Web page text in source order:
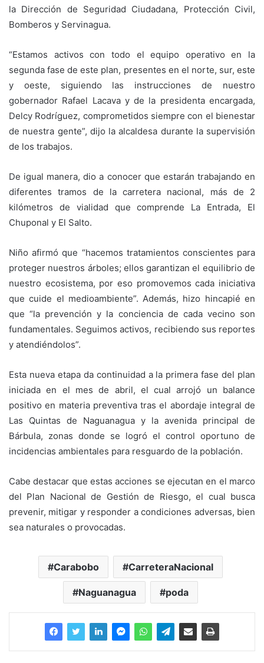
la Dirección de Seguridad Ciudadana, Protección Civil,
Bomberos y Servinagua.
“Estamos activos con todo el equipo operativo en la
segunda fase de este plan, presentes en el norte, sur, este
y oeste, siguiendo las instrucciones de nuestro
gobernador Rafael Lacava y de la presidenta encargada,
Delcy Rodríguez, comprometidos siempre con el bienestar
de nuestra gente”, dijo la alcaldesa durante la supervisión
de los trabajos.
De igual manera, dio a conocer que estarán trabajando en
diferentes tramos de la carretera nacional, más de 2
kilómetros de vialidad que comprende La Entrada, El
Chuponal y El Salto.
Niño afirmó que “hacemos tratamientos conscientes para
proteger nuestros árboles; ellos garantizan el equilibrio de
nuestro ecosistema, por eso promovemos cada iniciativa
que cuide el medioambiente”. Además, hizo hincapié en
que “la prevención y la conciencia de cada vecino son
fundamentales. Seguimos activos, recibiendo sus reportes
y atendiéndolos”.
Esta nueva etapa da continuidad a la primera fase del plan
iniciada en el mes de abril, el cual arrojó un balance
positivo en materia preventiva tras el abordaje integral de
Las Quintas de Naguanagua y la avenida principal de
Bárbula, zonas donde se logró el control oportuno de
incidencias ambientales para resguardo de la población.
Cabe destacar que estas acciones se ejecutan en el marco
del Plan Nacional de Gestión de Riesgo, el cual busca
prevenir, mitigar y responder a condiciones adversas, bien
sea naturales o provocadas.
Carabobo CarreteraNacional
Naguanagua poda